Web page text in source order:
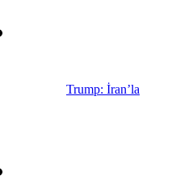
Trump: İran’la